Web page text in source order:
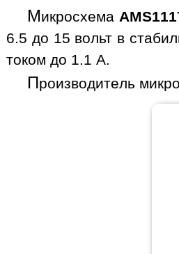
Микросхема
6.5 до 15 вольт в
током до 1.1 A.
Производитель